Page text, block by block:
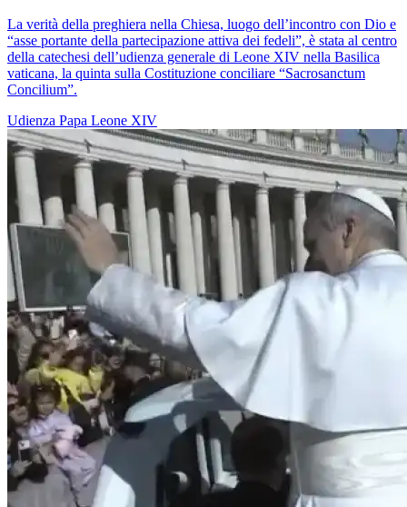
La verità della preghiera nella Chiesa, luogo dell’incontro con Dio e
“asse portante della partecipazione attiva dei fedeli”, è stata al centro
della catechesi dell’udienza generale di Leone XIV nella Basilica
vaticana, la quinta sulla Costituzione conciliare “Sacrosanctum
Concilium”.
Udienza Papa Leone XIV